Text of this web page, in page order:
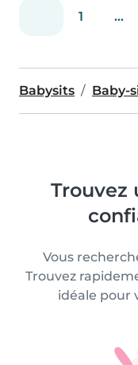
1 ...
Babysits Baby-
Trouvez
Vous
Trouvez
idéale pour